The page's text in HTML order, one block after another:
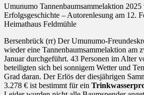
Umunumo Tannenbaumsammelaktion 2025
Erfolgsgeschichte – Autorenlesung am 12.
Heimathaus Feldmühle
Bersenbrück (rr) Der Umunumo-
wieder eine Tannenbaumsammelaktion am
Januar durchgeführt. 43 Personen im Alter
beteiligten sich bei sonnigem Wetter und
Grad daran. Der Erlös der diesjährigen
3.278 € ist bestimmt für ein